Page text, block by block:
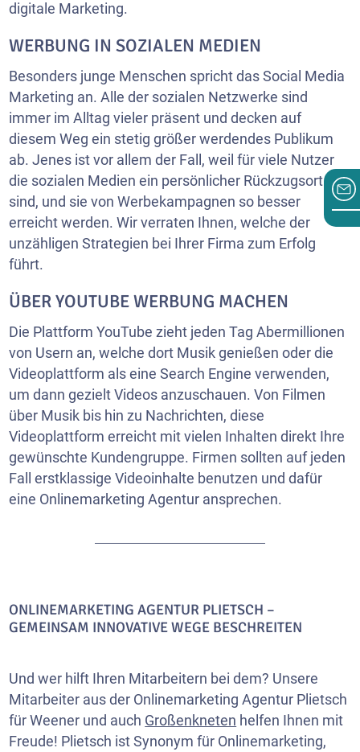
digitale Marketing.
WERBUNG IN SOZIALEN MEDIEN
Besonders junge Menschen spricht das Social Media
Marketing an. Alle der sozialen Netzwerke sind
immer im Alltag vieler präsent und decken auf
diesem Weg ein stetig größer werdendes Publikum
ab. Jenes ist vor allem der Fall, weil für viele Nutzer
die sozialen Medien ein persönlicher Rückzugsort
sind, und sie von Werbekampagnen so besser
erreicht werden. Wir verraten Ihnen, welche der
unzähligen Strategien bei Ihrer Firma zum Erfolg
führt.
ÜBER YOUTUBE WERBUNG MACHEN
Die Plattform YouTube zieht jeden Tag Abermillionen
von Usern an, welche dort Musik genießen oder die
Videoplattform als eine Search Engine verwenden,
um dann gezielt Videos anzuschauen. Von Filmen
über Musik bis hin zu Nachrichten, diese
Videoplattform erreicht mit vielen Inhalten direkt Ihre
gewünschte Kundengruppe. Firmen sollten auf jeden
Fall erstklassige Videoinhalte benutzen und dafür
eine Onlinemarketing Agentur ansprechen.
ONLINEMARKETING AGENTUR PLIETSCH –
GEMEINSAM INNOVATIVE WEGE BESCHREITEN
Und wer hilft Ihren Mitarbeitern bei dem? Unsere
Mitarbeiter aus der Onlinemarketing Agentur Plietsch
für Weener und auch Großenkneten helfen Ihnen mit
Freude! Plietsch ist Synonym für Onlinemarketing,